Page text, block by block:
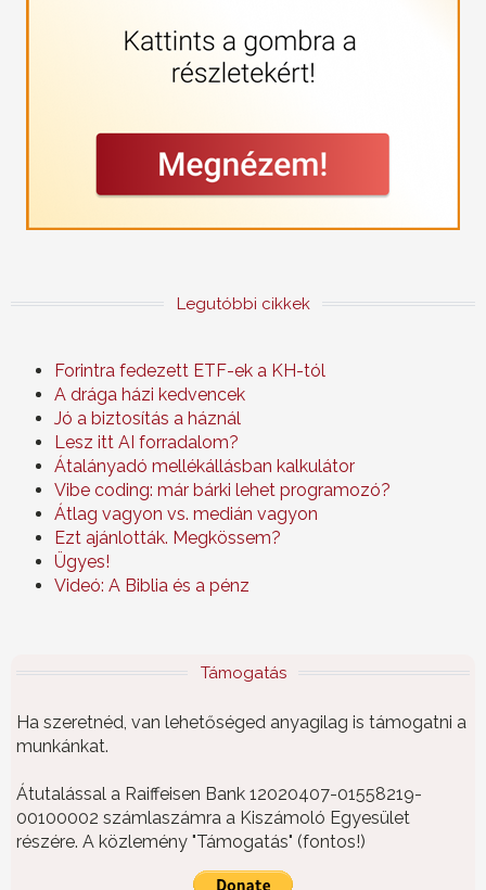
Legutóbbi cikkek
Forintra fedezett ETF-ek a KH-tól
A drága házi kedvencek
Jó a biztosítás a háznál
Lesz itt AI forradalom?
Átalányadó mellékállásban kalkulátor
Vibe coding: már bárki lehet programozó?
Átlag vagyon vs. medián vagyon
Ezt ajánlották. Megkössem?
Ügyes!
Videó: A Biblia és a pénz
Támogatás
Ha szeretnéd, van lehetőséged anyagilag is támogatni a
munkánkat.
Átutalással a Raiffeisen Bank 12020407-01558219-
00100002 számlaszámra a Kiszámoló Egyesület
részére. A közlemény "Támogatás" (fontos!)